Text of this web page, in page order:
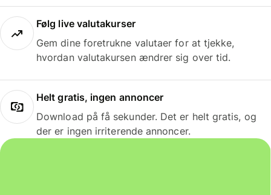
Følg live valutakurser
Gem dine foretrukne valutaer for at tjekke,
hvordan valutakursen ændrer sig over tid.
Helt gratis, ingen annoncer
Download på få sekunder. Det er helt gratis, og
der er ingen irriterende annoncer.